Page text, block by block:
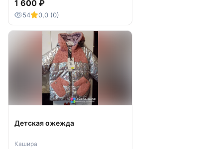
1 600 ₽
54 0,0 (0)
Детская ожежда
Кашира